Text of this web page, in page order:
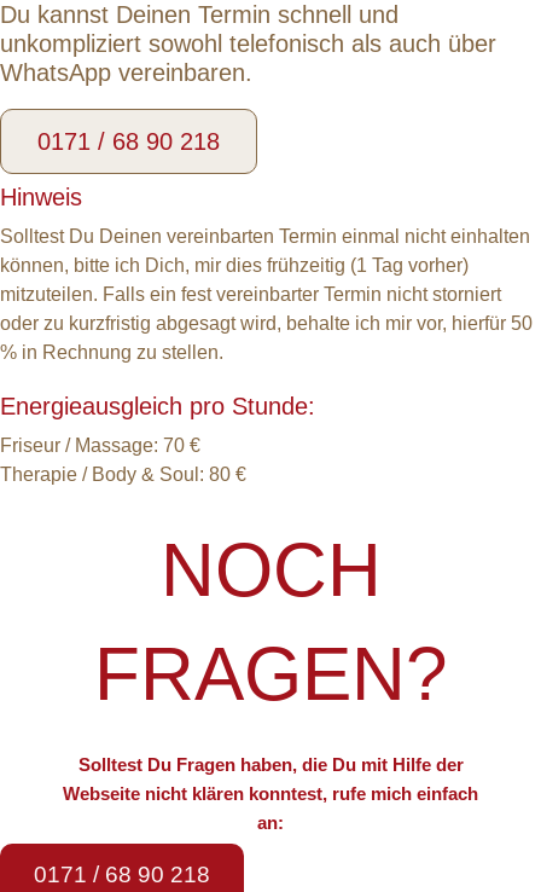
Du kannst Deinen Termin schnell und
unkompliziert sowohl telefonisch als auch über
WhatsApp vereinbaren.​
0171 / 68 90 218
Hinweis
Solltest Du Deinen vereinbarten Termin einmal nicht ­einhalten
können, bitte ich Dich, mir dies frühzeitig (1 Tag vorher)
mitzuteilen. Falls ein fest vereinbarter Termin nicht storniert
oder zu kurzfristig abgesagt wird, behalte ich mir vor, hierfür 50
% in Rechnung zu stellen.
Energieausgleich pro Stunde:
Friseur / Massage: 70 €
Therapie / Body & Soul: 80 €
NOCH
FRAGEN?
Solltest Du Fragen haben, die Du mit Hilfe der
Webseite nicht klären konntest, rufe mich einfach
an:
0171 / 68 90 218